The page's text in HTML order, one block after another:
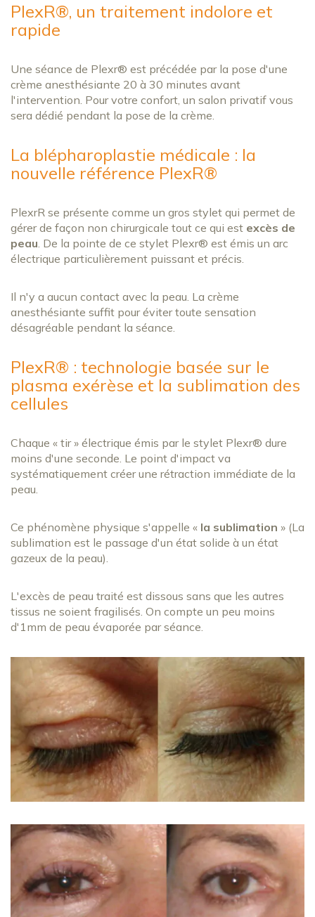
PlexR®, un traitement indolore et
rapide
Une séance de Plexr® est précédée par la pose d'une
crème anesthésiante 20 à 30 minutes avant
l'intervention. Pour votre confort, un salon privatif vous
sera dédié pendant la pose de la crème.
La blépharoplastie médicale : la
nouvelle référence PlexR®
PlexrR se présente comme un gros stylet qui permet de
gérer de façon non chirurgicale tout ce qui est excès de
peau. De la pointe de ce stylet Plexr® est émis un arc
électrique particulièrement puissant et précis.
Il n'y a aucun contact avec la peau. La crème
anesthésiante suffit pour éviter toute sensation
désagréable pendant la séance.
PlexR® : technologie basée sur le
plasma exérèse et la sublimation des
cellules
Chaque « tir » électrique émis par le stylet Plexr® dure
moins d'une seconde. Le point d'impact va
systématiquement créer une rétraction immédiate de la
peau.
Ce phénomène physique s'appelle « la sublimation » (La
sublimation est le passage d'un état solide à un état
gazeux de la peau).
L'excès de peau traité est dissous sans que les autres
tissus ne soient fragilisés. On compte un peu moins
d'1mm de peau évaporée par séance.